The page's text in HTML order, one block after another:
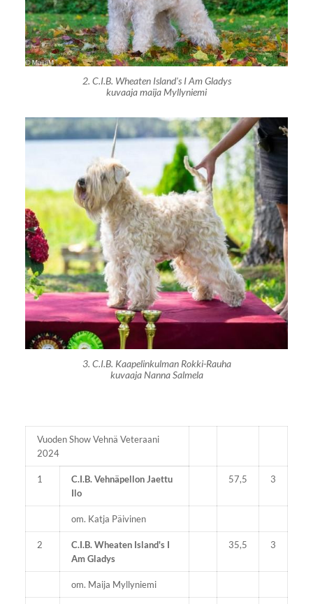
2. C.I.B. Wheaten Island's I Am Gladys
kuvaaja maija Myllyniemi
3. C.I.B. Kaapelinkulman Rokki-Rauha
kuvaaja Nanna Salmela
Vuoden Show Vehnä Veteraani
2024
1
C.I.B. Vehnäpellon Jaettu
Ilo
57,5 3
om. Katja Päivinen
2
C.I.B. Wheaten Island's I
Am Gladys
35,5 3
om. Maija Myllyniemi